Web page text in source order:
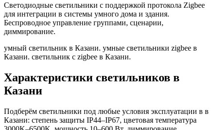
Светодиодные светильники с поддержкой протокола Zigbee
для интеграции в системы умного дома и здания.
Беспроводное управление группами, сценарии,
диммирование.
умный светильник в Казани. умные светильники zigbee в
Казани. светильник с zigbee в Казани.
Характеристики светильников в
Казани
Подберём светильники под любые условия эксплуатации в в
Казани: степень защиты IP44–IP67, цветовая температура